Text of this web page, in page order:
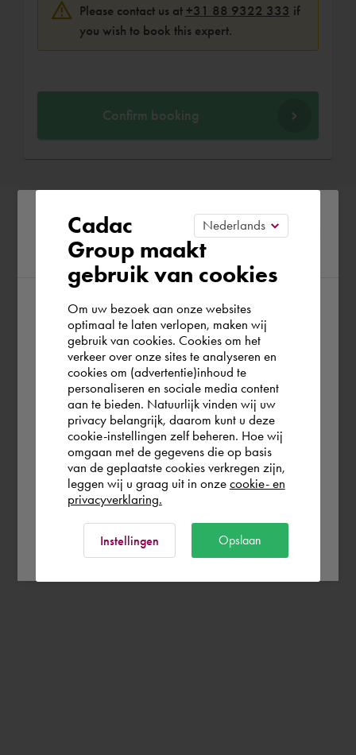
Please contact us at +31 88 9322 333 if
you wish to book this expert.
Confirm booking
Please confirm your current
region
According to us you are situated in Rest of
the world. Please confirm in which country
you wish to shop.
United Kingdom
Rest of the world
Cadac
Group maakt
gebruik van cookies
Om uw bezoek aan onze websites
optimaal te laten verlopen, maken wij
gebruik van cookies. Cookies om het
verkeer over onze sites te analyseren en
cookies om (advertentie)inhoud te
personaliseren en sociale media content
aan te bieden. Natuurlijk vinden wij uw
privacy belangrijk, daarom kunt u deze
cookie-instellingen zelf beheren. Hoe wij
omgaan met de gegevens die op basis
van de geplaatste cookies verkregen zijn,
leggen wij u graag uit in onze cookie- en
privacyverklaring.
Instellingen Opslaan